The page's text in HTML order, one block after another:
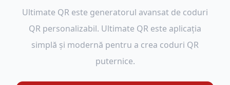
Ultimate QR este generatorul avansat de coduri
QR personalizabil. Ultimate QR este aplicația
simplă și modernă pentru a crea coduri QR
puternice.